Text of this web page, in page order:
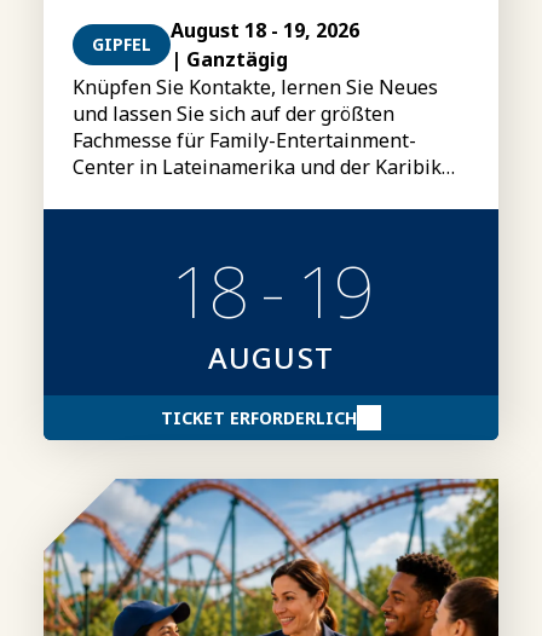
GIPFEL
August 18 - 19, 2026
| Ganztägig
Knüpfen Sie Kontakte, lernen Sie Neues
und lassen Sie sich auf der größten
Fachmesse für Family-Entertainment-
Center in Lateinamerika und der Karibik
18 - 19
AUGUST
TICKET ERFORDERLICH